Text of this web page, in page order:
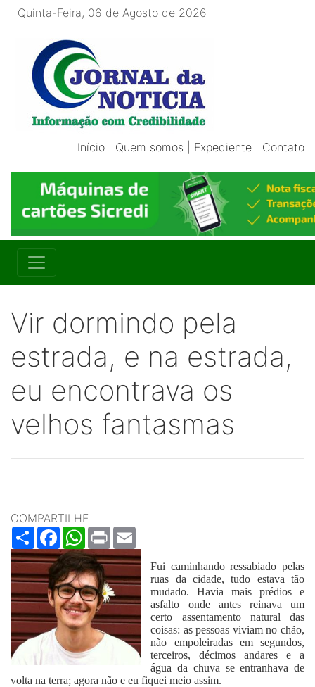
Quinta-Feira, 06 de Agosto de 2026
Início Quem somos Expediente Contato
Vir dormindo pela
estrada, e na estrada,
eu encontrava os
velhos fantasmas
COMPARTILHE
ShareFacebookWhatsApp
Print
Fui caminhando ressabiado pelas
ruas da cidade, tudo estava tão
mudado. Havia mais prédios e
asfalto onde antes reinava um
certo assentamento natural das
coisas: as pessoas viviam no chão,
não empoleiradas em segundos,
terceiros, décimos andares e a
água da chuva se entranhava de
volta na terra; agora não e eu fiquei meio assim.